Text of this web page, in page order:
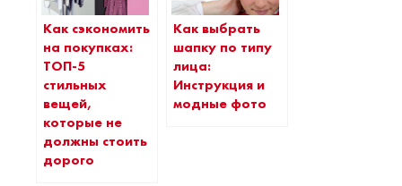
Как сэкономить
на покупках:
ТОП-5
стильных
вещей,
которые не
должны стоить
дорого
Как выбрать
шапку по типу
лица:
Инструкция и
модные фото